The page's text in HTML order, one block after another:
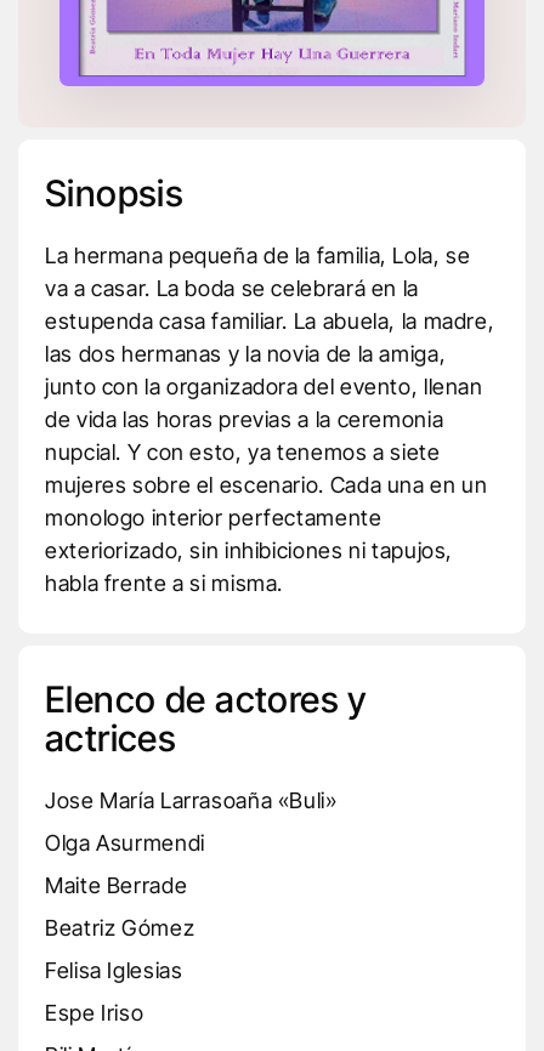
Sinopsis
La hermana pequeña de la familia, Lola, se
va a casar. La boda se celebrará en la
estupenda casa familiar. La abuela, la madre,
las dos hermanas y la novia de la amiga,
junto con la organizadora del evento, llenan
de vida las horas previas a la ceremonia
nupcial. Y con esto, ya tenemos a siete
mujeres sobre el escenario. Cada una en un
monologo interior perfectamente
exteriorizado, sin inhibiciones ni tapujos,
habla frente a si misma.
Elenco de actores y
actrices
Jose María Larrasoaña «Buli»
Olga Asurmendi
Maite Berrade
Beatriz Gómez
Felisa Iglesias
Espe Iriso